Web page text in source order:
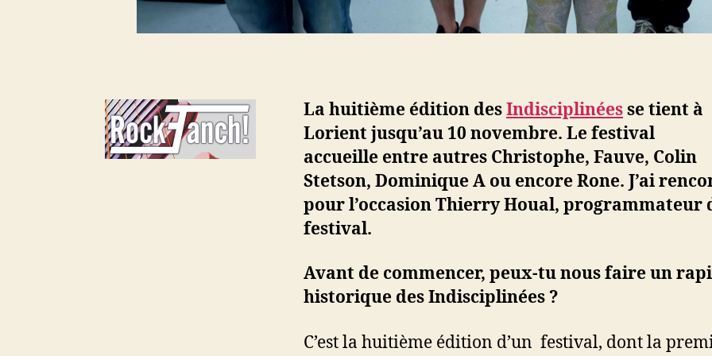
La huitième édition desIndisciplinéesse tient à
Lorient jusqu’au 10 novembre. Le festival
accueille entre autres Christophe, Fauve, Colin
Stetson, Dominique A ou encore Rone. J’ai
pour l’occasion Thierry Houal, programmateur
festival.
Avant de commencer, peux-tu nous faire un
historique des Indisciplinées ?
C’est la huitième édition d’un festival, dont la